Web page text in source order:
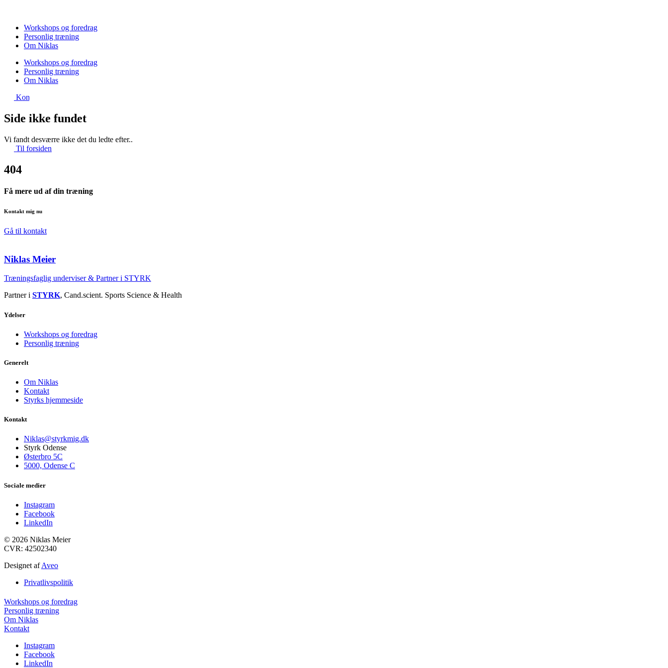
indholdWorkshops og foredrag
Personlig træning
Om Niklas
Workshops og foredrag
Personlig træning
Om Niklas
Kontakt
Side ikke fundet
Vi fandt desværre ikke det du ledte efter..
Til forsiden
404
Få mere ud af din træning
Kontakt mig nu
Gå til kontakt
Niklas Meier
Træningsfaglig underviser & Partner i STYRK
Partner i STYRK, Cand.scient. Sports Science & Health
Ydelser
Workshops og foredrag
Personlig træning
Generelt
Om Niklas
Kontakt
Styrks hjemmeside
Kontakt
Niklas@styrkmig.dk
Styrk Odense
Østerbro 5C
5000, Odense C
Sociale medier
Instagram
Facebook
LinkedIn
© 2026 Niklas Meier
CVR: 42502340
Designet afAveo
Privatlivspolitik
Workshops og foredrag
Personlig træning
Om Niklas
Kontakt
Instagram
Facebook
LinkedIn